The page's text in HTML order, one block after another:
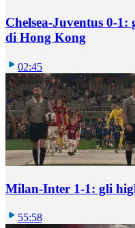
Chelsea-Juventus 0-
di Hong Kong
02:45
Milan-Inter 1-1: gli
55:58